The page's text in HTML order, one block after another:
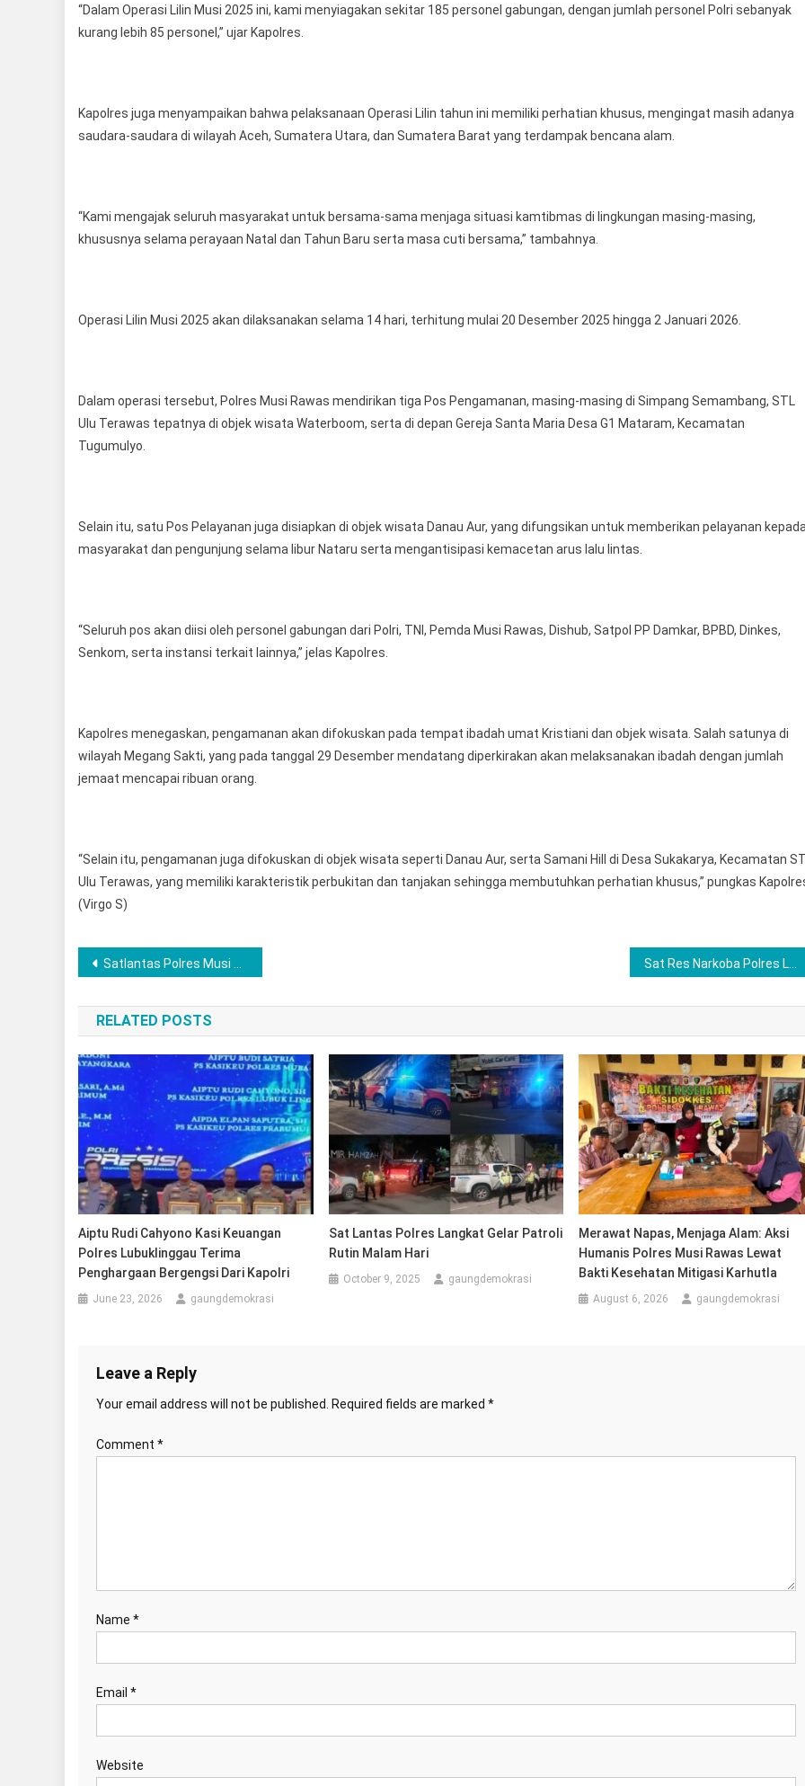
“Dalam Operasi Lilin Musi 2025 ini, kami menyiagakan sekitar 185 personel gabungan, dengan jumlah personel Polri sebanyak
kurang lebih 85 personel,” ujar Kapolres.
Kapolres juga menyampaikan bahwa pelaksanaan Operasi Lilin tahun ini memiliki perhatian khusus, mengingat masih adanya
saudara-saudara di wilayah Aceh, Sumatera Utara, dan Sumatera Barat yang terdampak bencana alam.
“Kami mengajak seluruh masyarakat untuk bersama-sama menjaga situasi kamtibmas di lingkungan masing-masing,
khususnya selama perayaan Natal dan Tahun Baru serta masa cuti bersama,” tambahnya.
Operasi Lilin Musi 2025 akan dilaksanakan selama 14 hari, terhitung mulai 20 Desember 2025 hingga 2 Januari 2026.
Dalam operasi tersebut, Polres Musi Rawas mendirikan tiga Pos Pengamanan, masing-masing di Simpang Semambang, STL
Ulu Terawas tepatnya di objek wisata Waterboom, serta di depan Gereja Santa Maria Desa G1 Mataram, Kecamatan
Tugumulyo.
Selain itu, satu Pos Pelayanan juga disiapkan di objek wisata Danau Aur, yang difungsikan untuk memberikan pelayanan
masyarakat dan pengunjung selama libur Nataru serta mengantisipasi kemacetan arus lalu lintas.
“Seluruh pos akan diisi oleh personel gabungan dari Polri, TNI, Pemda Musi Rawas, Dishub, Satpol PP Damkar, BPBD, Dinkes,
Senkom, serta instansi terkait lainnya,” jelas Kapolres.
Kapolres menegaskan, pengamanan akan difokuskan pada tempat ibadah umat Kristiani dan objek wisata. Salah satunya di
wilayah Megang Sakti, yang pada tanggal 29 Desember mendatang diperkirakan akan melaksanakan ibadah dengan jumlah
jemaat mencapai ribuan orang.
“Selain itu, pengamanan juga difokuskan di objek wisata seperti Danau Aur, serta Samani Hill di Desa Sukakarya, Kecamatan
Ulu Terawas, yang memiliki karakteristik perbukitan dan tanjakan sehingga membutuhkan perhatian khusus,” pungkas
(Virgo S)
Post
navigation
Satlantas Polres Musi Rawas Hadirkan Terobosan “Polantas Menyapa”, Personel Jadi Bilal Salat Jumat Sat Res Narkoba Polres Langkat Ungkap Kasus Narkotika, Kapolres Tegaskan Perang Terhadap Narkoba
RELATED POSTS
Aiptu Rudi Cahyono Kasi Keuangan
Polres Lubuklinggau Terima
Penghargaan Bergengsi Dari Kapolri
June 23, 2026 gaungdemokrasi
Sat Lantas Polres Langkat Gelar Patroli
Rutin Malam Hari
October 9, 2025 gaungdemokrasi
Merawat Napas, Menjaga Alam: Aksi
Humanis Polres Musi Rawas Lewat
Bakti Kesehatan Mitigasi Karhutla
August 6, 2026 gaungdemokrasi
Leave a Reply
Your email address will not be published. Required fields are marked *
Comment *
Name *
Email *
Website